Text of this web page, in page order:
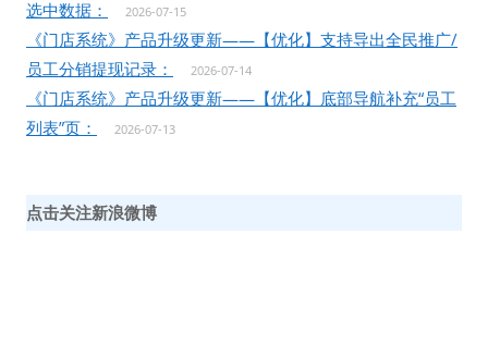
选中数据：
2026-07-15
《门店系统》产品升级更新——【优化】支持导出全民推广/
员工分销提现记录：
2026-07-14
《门店系统》产品升级更新——【优化】底部导航补充“员工
列表”页：
2026-07-13
点击关注新浪微博